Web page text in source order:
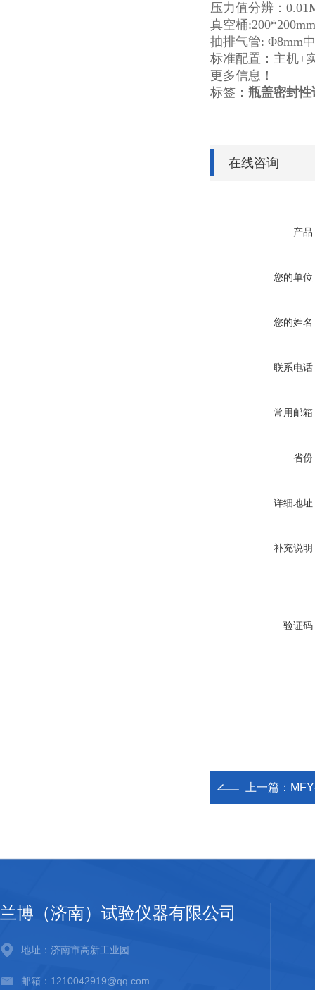
压力值分辨：
真空桶
抽排气管: Φ8mm
标准配置：主
更多信息！
标签： 瓶盖密封性
在线咨询
产品
您的单位
您的姓名
联系电话
常用邮箱
省份
详细地址
补充说明
验证码
上一篇：
兰博（济南）试验仪器有限公司
地址：济南市高新工业园
邮箱：1210042919@qq.com